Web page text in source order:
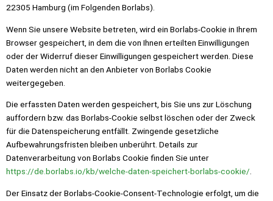
22305 Hamburg (im Folgenden Borlabs).
Wenn Sie unsere Website betreten, wird ein Borlabs-Cookie in Ihrem
Browser gespeichert, in dem die von Ihnen erteilten Einwilligungen
oder der Widerruf dieser Einwilligungen gespeichert werden. Diese
Daten werden nicht an den Anbieter von Borlabs Cookie
weitergegeben.
Die erfassten Daten werden gespeichert, bis Sie uns zur Löschung
auffordern bzw. das Borlabs-Cookie selbst löschen oder der Zweck
für die Datenspeicherung entfällt. Zwingende gesetzliche
Aufbewahrungsfristen bleiben unberührt. Details zur
Datenverarbeitung von Borlabs Cookie finden Sie unter
https://de.borlabs.io/kb/welche-daten-speichert-borlabs-cookie/.
Der Einsatz der Borlabs-Cookie-Consent-Technologie erfolgt, um die